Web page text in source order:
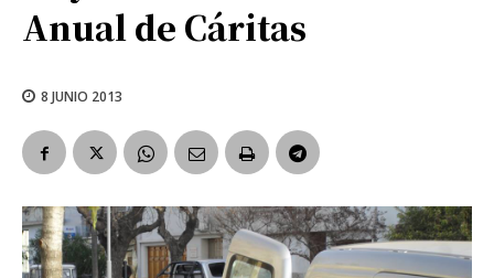
Anual de Cáritas
8 JUNIO 2013